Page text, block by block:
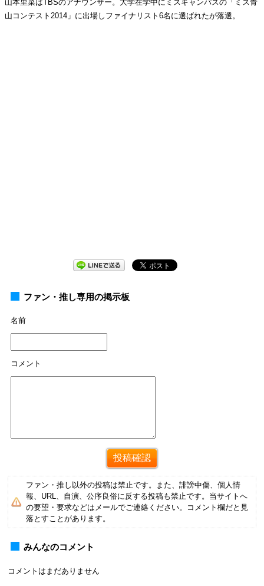
山本里菜はTBSのアナウンサー。大学在学中にミスキャンパスの「ミス青
山コンテスト2014」に出場しファイナリスト6名に選ばれたが落選。
ファン・推し専用の掲示板
名前
コメント
ファン・推し以外の投稿は禁止です。また、誹謗中傷、個人情
報、URL、自演、公序良俗に反する投稿も禁止です。当サイトへ
の要望・要求などはメールでご連絡ください。コメント欄だと見
落とすことがあります。
みんなのコメント
コメントはまだありません